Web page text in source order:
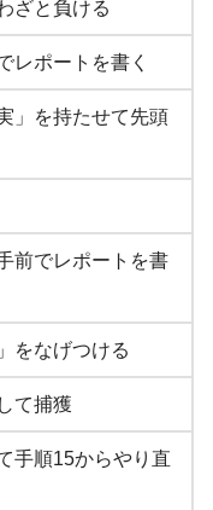
ざと負ける
レポートを書く
」を持たせて先頭
前でレポートを書
をなげつける
て捕獲
手順15からやり直